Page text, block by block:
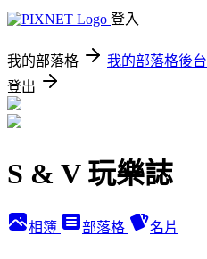
登入
我的部落格 我的部落格後台
登出
S & V 玩樂誌
相簿 部落格 名片